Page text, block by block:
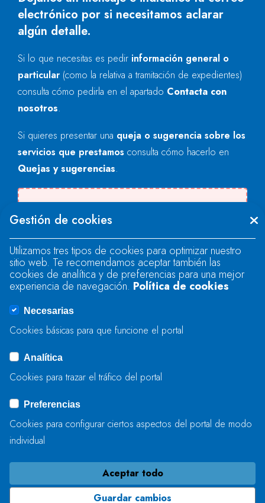
electrónico por si necesitamos aclarar
algún detalle.
Si lo que necesitas es pedir información general o
particular (como la relativa a tramitación de expedientes)
consulta cómo pedirla en el apartado Contacta con
nosotros.
Si quieres presentar una queja o sugerencia sobre los
servicios que prestamos consulta cómo hacerlo en
Quejas y sugerencias.
"text".
Se produjo un error al cargar el campo
"text".
Se produjo un error al cargar el campo
ENVIAR
Gestión de cookies
Utilizamos tres tipos de cookies para optimizar nuestro
sitio web. Te recomendamos aceptar también las
cookies de analítica y de preferencias para una mejor
experiencia de navegación. Política de cookies
Necesarias
Cookies básicas para que funcione el portal
Analítica
Cookies para trazar el tráfico del portal
Preferencias
Cookies para configurar ciertos aspectos del portal de modo
individual
Aceptar todo
Guardar cambios